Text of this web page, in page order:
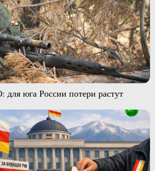
для юга России потери растут